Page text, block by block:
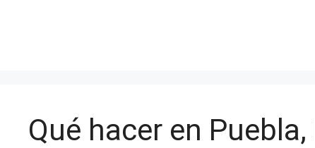
Qué hacer en